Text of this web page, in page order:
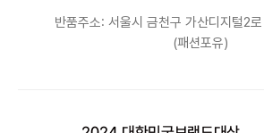
반품주소: 서울시 금천구 가산디지털2
(패션포유)